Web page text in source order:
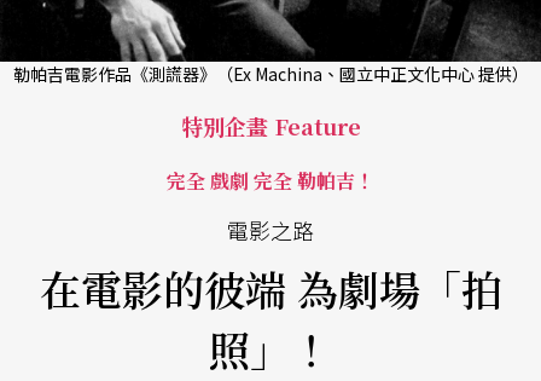
勒帕吉電影作品《測謊器》（Ex Machina、國立中正文化中心 提供）
特別企畫 Feature
完全 戲劇 完全 勒帕吉！
電影之路
在電影的彼端 為劇場「拍
照」！